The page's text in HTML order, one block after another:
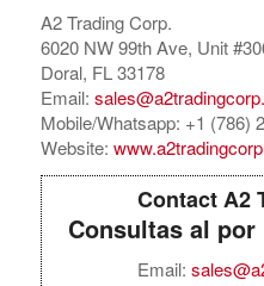
A2 Trading Corp.
6020 NW 99th Ave, Unit
Doral, FL 33178
Email:
Mobile/Whatsapp: +1 (786)
Website:
Contact A2
Consultas al
Email: